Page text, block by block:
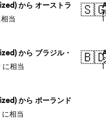
から オーストラ
当
から ブラジル・
に相当
から ポーランド
相当